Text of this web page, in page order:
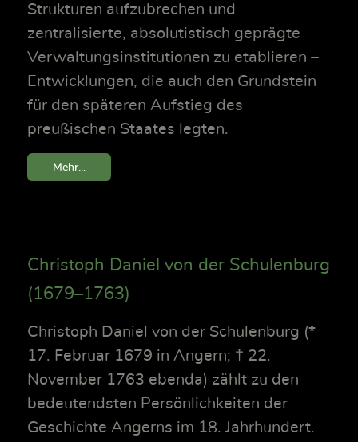
Strukturen aufzubrechen und
zentralisierte, absolutistisch geprägte
Verwaltungsinstitutionen zu etablieren –
Entwicklungen, die auch den Grundstein
für den späteren Aufstieg des
preußischen Staates legten.
Mehr...
Christoph Daniel von der Schulenburg
(1679–1763)
Christoph Daniel von der Schulenburg (*
17. Februar 1679 in Angern; † 22.
November 1763 ebenda) zählt zu den
bedeutendsten Persönlichkeiten der
Geschichte Angerns im 18. Jahrhundert.